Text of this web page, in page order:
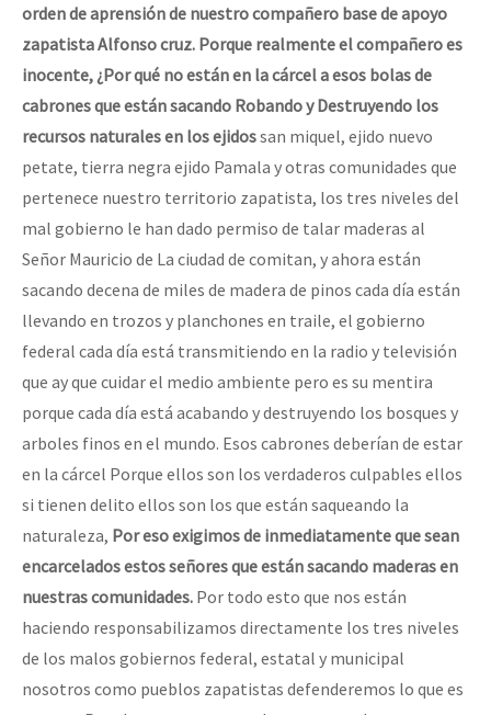
orden de aprensión de nuestro compañero base de apoyo
zapatista Alfonso cruz. Porque realmente el compañero es
inocente, ¿Por qué no están en la cárcela esos bolas de
cabronesque están sacando Robando yDestruyendo los
recursos naturalesen los ejidossan miquel, ejido nuevo
petate, tierra negra ejido Pamala y otras comunidades que
pertenece nuestro territorio zapatista, los tres niveles del
mal gobierno le han dado permiso de talar maderas al
Señor Mauricio de La ciudad de comitan, y ahora están
sacando decena de miles de madera de pinos cada día están
llevando en trozos y planchones en traile, el gobierno
federal cada día está transmitiendo en la radio y televisión
que ay que cuidar el medio ambiente pero es su mentira
porque cada día está acabando y destruyendo los bosques y
arboles finos en el mundo. Esos cabrones deberían de estar
en la cárcel Porque ellos son los verdaderos culpables ellos
si tienen delito ellos son los que están saqueando la
naturaleza, Por eso exigimosde inmediatamente quesean
encarcelados estos señores que están sacando maderas en
nuestras comunidades. Por todo esto que nos están
haciendo responsabilizamos directamente los tres niveles
de los malos gobiernos federal, estatal y municipal
nosotros como pueblos zapatistas defenderemos lo que es